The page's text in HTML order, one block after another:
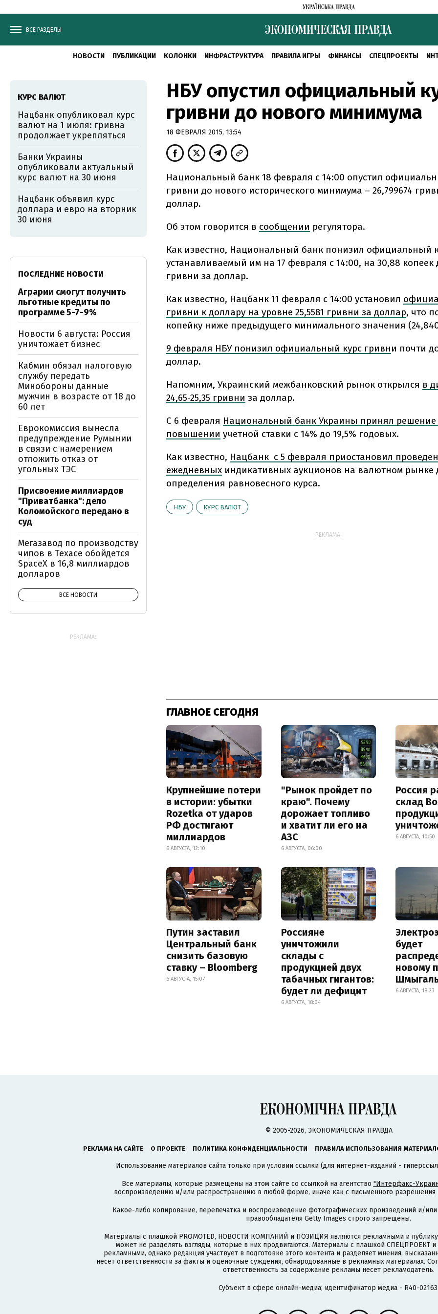
ВСЕ РАЗДЕЛЫ
НОВОСТИ ПУБЛИКАЦИИ КОЛОНКИ ИНФРАСТРУКТУРА ПРАВИЛА ИГРЫ ФИНАНСЫ СПЕЦПРОЕКТЫ
НБУ опустил официальный
гривни до нового минимума
18 ФЕВРАЛЯ 2015, 13:54
Национальный банк 18 февраля с 14:00 опустил
гривни до нового исторического минимума – 26,799674
доллар.
Об этом говорится в сообщении регулятора.
Как известно, Национальный банк понизил официальный
устанавливаемый им на 17 февраля с 14:00, на 30,88 копеек
гривни за доллар.
Как известно, Нацбанк 11 февраля с 14:00 установил
гривни к доллару на уровне 25,5581 гривни за доллар, что
копейку ниже предыдущего минимального значения
9 февраля НБУ понизил официальный курс гривни почти
доллар.
Напомним, Украинский межбанковский рынок открылся в
24,65-25,35 гривни за доллар.
С 6 февраля Национальный банк Украины принял решение
повышении учетной ставки с 14% до 19,5% годовых.
Как известно, Нацбанк с 5 февраля приостановил
ежедневных индикативных аукционов на валютном рынке
определения равновесного курса.
НБУ КУРС ВАЛЮТ
РЕКЛАМА:
ГЛАВНОЕ СЕГОДНЯ
Крупнейшие потери
в истории: убытки
Rozetka от ударов
РФ достигают
миллиардов
6 АВГУСТА, 12:10
"Рынок пройдет по
краю". Почему
дорожает топливо
и хватит ли его на
АЗС
6 АВГУСТА, 06:00
Россия
склад
6 АВГУСТА, 10:50
Путин заставил
Центральный банк
снизить базовую
ставку – Bloomberg
6 АВГУСТА, 15:07
Россияне
уничтожили
склады с
продукцией двух
табачных гигантов:
будет ли дефицит
6 АВГУСТА, 18:04
будет
новому
6 АВГУСТА, 18:23
КУРС ВАЛЮТ
Нацбанк опубликовал курс
валют на 1 июля: гривна
продолжает укрепляться
Банки Украины
опубликовали актуальный
курс валют на 30 июня
Нацбанк объявил курс
доллара и евро на вторник
30 июня
ПОСЛЕДНИЕ НОВОСТИ
Аграрии смогут получить
льготные кредиты по
программе 5-7-9%
Новости 6 августа: Россия
уничтожает бизнес
Кабмин обязал налоговую
службу передать
Минобороны данные
мужчин в возрасте от 18 до
60 лет
Еврокомиссия вынесла
предупреждение Румынии
в связи с намерением
отложить отказ от
угольных ТЭС
Присвоение миллиардов
"Приватбанка": дело
Коломойского передано в
суд
Мегазавод по производству
чипов в Техасе обойдется
SpaceX в 16,8 миллиардов
долларов
ВСЕ НОВОСТИ
РЕКЛАМА:
© 2005-2026, ЭКОНОМИЧЕСКАЯ ПРАВДА
РЕКЛАМА НА САЙТЕ О ПРОЕКТЕ ПОЛИТИКА КОНФИДЕНЦИАЛЬНОСТИ ПРАВИЛА ИСПОЛЬЗОВАНИЯ
Использование материалов сайта только при условии ссылки (для интернет-изданий -
Все материалы, которые размещены на этом сайте со ссылкой на агентство "Интерфакс-
воспроизведению и/или распространению в любой форме, иначе как с письменного разрешения
Какое-либо копирование, перепечатка и воспроизведение фотографических произведений и/
правообладателя Getty Images строго запрещены.
Материалы с плашкой PROMOTED, НОВОСТИ КОМПАНИЙ и ПОЗИЦИЯ являются рекламными и
может не разделять взгляды, которые в них продвигаются. Материалы с плашкой СПЕЦПРОЕКТ
рекламными, однако редакция участвует в подготовке этого контента и разделяет мнения,
несет ответственности за факты и оценочные суждения, обнародованные в рекламных материалах.
ответственность за содержание рекламы несет рекламодатель.
Субъект в сфере онлайн-медиа; идентификатор медиа - R40-02163.